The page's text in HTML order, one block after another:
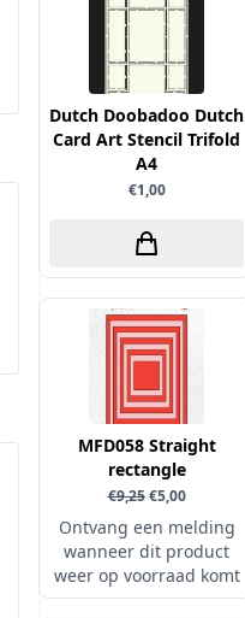
Dutch Doobadoo Dutch
Card Art Stencil Trifold
A4
€1,00
MFD058 Straight
rectangle
€9,25€5,00
Ontvang een melding
wanneer dit product
weer op voorraad komt